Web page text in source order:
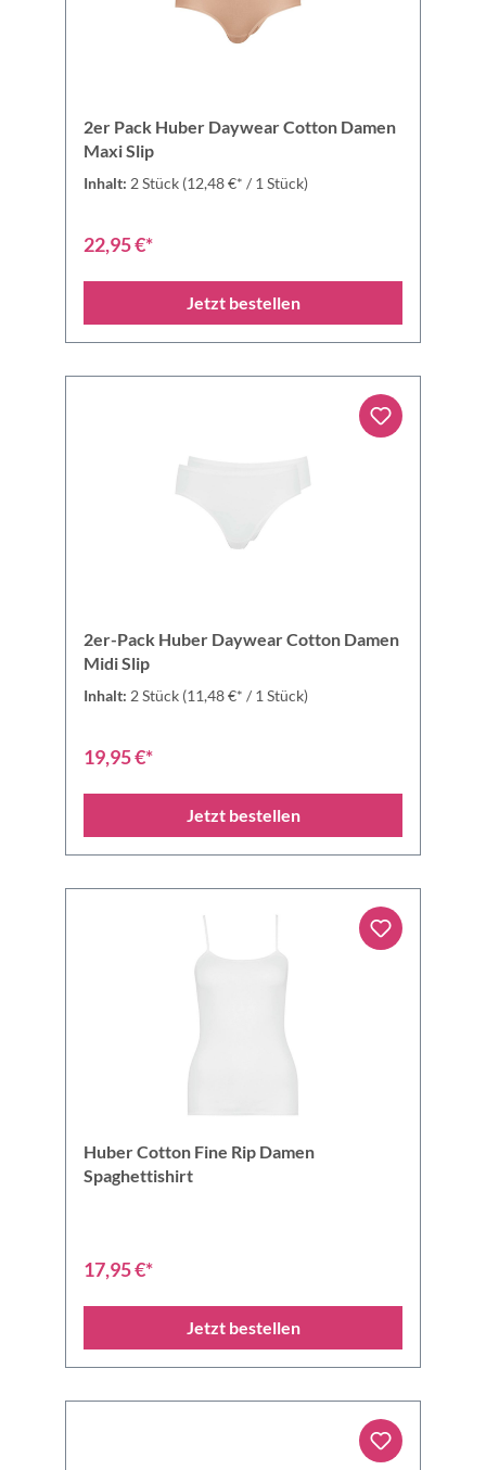
2er Pack Huber Daywear Cotton Damen
Maxi Slip
Inhalt: 2 Stück (12,48 €* / 1 Stück)
22,95 €*
Jetzt bestellen
2er-Pack Huber Daywear Cotton Damen
Midi Slip
Inhalt: 2 Stück (11,48 €* / 1 Stück)
19,95 €*
Jetzt bestellen
Huber Cotton Fine Rip Damen
Spaghettishirt
17,95 €*
Jetzt bestellen